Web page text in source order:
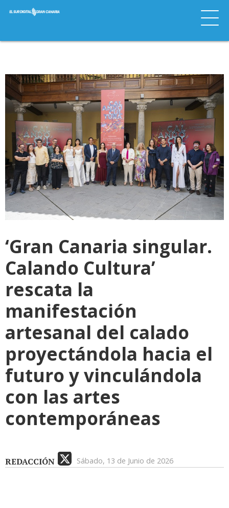
‘Gran Canaria singular.
Calando Cultura’
rescata la
manifestación
artesanal del calado
proyectándola hacia el
futuro y vinculándola
con las artes
contemporáneas
REDACCIÓN Sábado, 13 de Junio de 2026